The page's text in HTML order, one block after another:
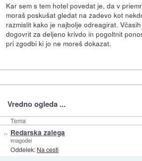
Kar sem s tem hotel povedat je, da v
moraš poskušat gledat na zadevo kot
razmislit kako je najbolje odreagirat.
dogovrit za deljeno krivdo in pogoltnit
pri zgodbi ki jo ne moreš dokazat.
Vredno ogleda ...
Tema
» Redarska zalega
imagodei
Oddelek: Na cesti